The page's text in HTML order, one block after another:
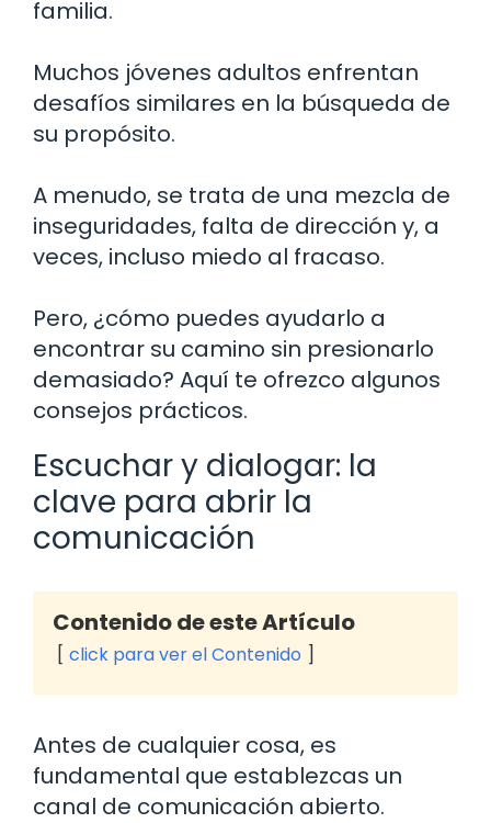
familia.
Muchos jóvenes adultos enfrentan
desafíos similares en la búsqueda de
su propósito.
A menudo, se trata de una mezcla de
inseguridades, falta de dirección y, a
veces, incluso miedo al fracaso.
Pero, ¿cómo puedes ayudarlo a
encontrar su camino sin presionarlo
demasiado? Aquí te ofrezco algunos
consejos prácticos.
Escuchar y dialogar: la
clave para abrir la
comunicación
Contenido de este Artículo
click para ver el Contenido
Antes de cualquier cosa, es
fundamental que establezcas un
canal de comunicación abierto.